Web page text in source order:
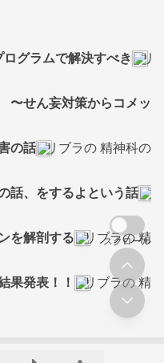
グラムで解決すべき リ
せん妄対策からコメッ
の話 リブラの 精神科の
話、をするよという話 リ
を解剖する リブラの 精
果発表！！ リブラの 精
スクロール